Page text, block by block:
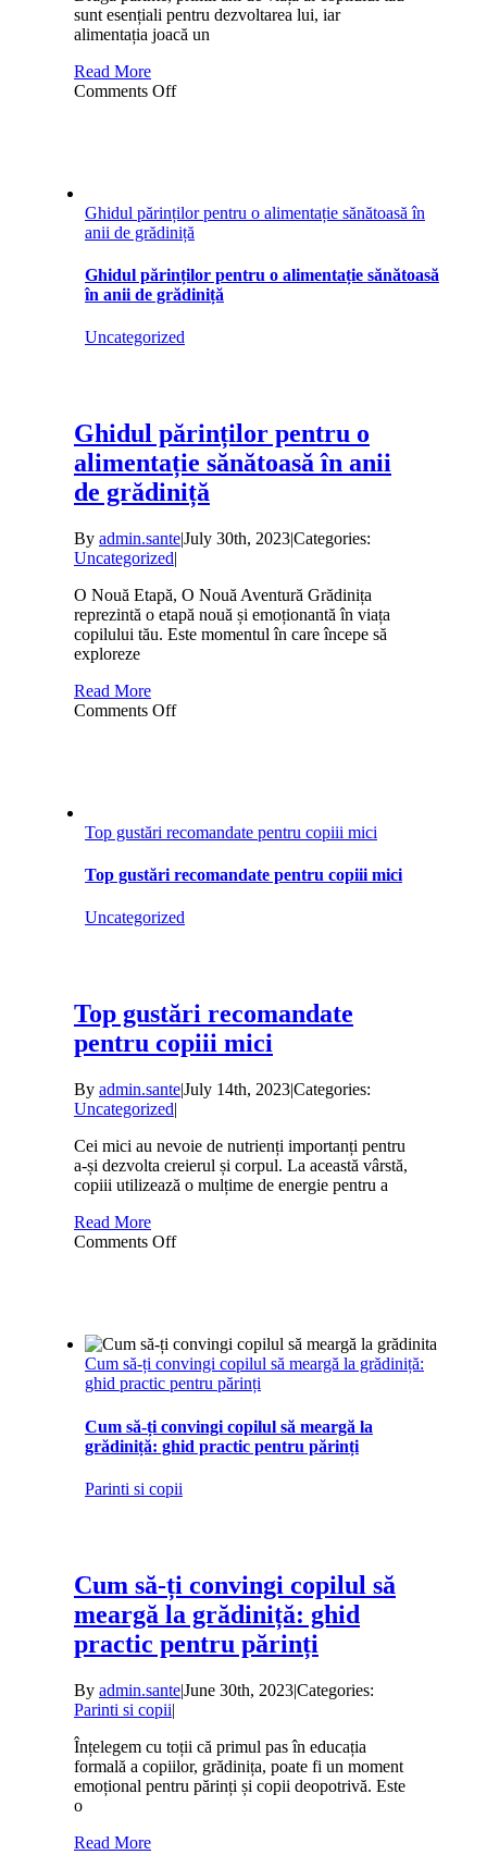
sunt esențiali pentru dezvoltarea lui, iar
alimentația joacă un
Read More
Comments Offon
pentru
o
viață
sănătoasă
Ghidul părinților pentru o alimentație sănătoasă în
anii de grădiniță
Ghidul părinților pentru o alimentație sănătoasă
în anii de grădiniță
Uncategorized
Ghidul părinților pentru o
alimentație sănătoasă în anii
de grădiniță
By admin.sante|July 30th, 2023|Categories:
Uncategorized|
O Nouă Etapă, O Nouă Aventură Grădinița
reprezintă o etapă nouă și emoționantă în viața
copilului tău. Este momentul în care începe să
exploreze
Read More
Comments Offon
sănătoasă
în
de
Top gustări recomandate pentru copiii mici
Top gustări recomandate pentru copiii mici
Uncategorized
Top gustări recomandate
pentru copiii mici
By admin.sante|July 14th, 2023|Categories:
Uncategorized|
Cei mici au nevoie de nutrienți importanți pentru
a-și dezvolta creierul și corpul. La această vârstă,
copiii utilizează o mulțime de energie pentru a
Read More
Comments Offon
copiii
mici
Cum să-ți convingi copilul să meargă la grădiniță:
ghid practic pentru părinți
Cum să-ți convingi copilul să meargă la
grădiniță: ghid practic pentru părinți
Parinti si copii
Cum să-ți convingi copilul să
meargă la grădiniță: ghid
practic pentru părinți
By admin.sante|June 30th, 2023|Categories:
Parinti si copii|
Înțelegem cu toții că primul pas în educația
formală a copiilor, grădinița, poate fi un moment
emoțional pentru părinți și copii deopotrivă. Este
o
Read More